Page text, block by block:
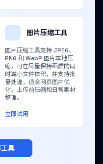
图片压缩工具
图片压缩工具支持 JPEG、
PNG 和 WebP 图片本地压
缩，可在尽量保持画质的同
时减小文件体积，并支持批
量处理，适合网页图片优
化、上传前压缩和日常素材
整理。
立即试用
具